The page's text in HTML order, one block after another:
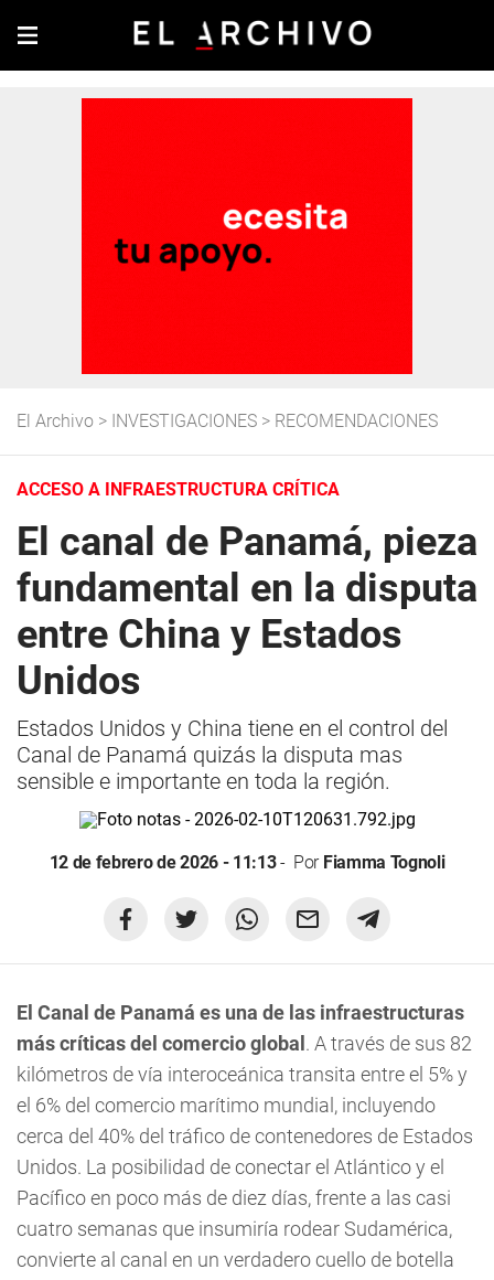
El Archivo > INVESTIGACIONES > RECOMENDACIONES
ACCESO A INFRAESTRUCTURA CRÍTICA
El canal de Panamá, pieza
fundamental en la disputa
entre China y Estados
Unidos
Estados Unidos y China tiene en el control del
Canal de Panamá quizás la disputa mas
sensible e importante en toda la región.
12 de febrero de 2026 - 11:13 Por Fiamma Tognoli
El Canal de Panamá es una de las infraestructuras
más críticas del comercio global . A través de sus 82
kilómetros de vía interoceánica transita entre el 5% y
el 6% del comercio marítimo mundial, incluyendo
cerca del 40% del tráfico de contenedores de Estados
Unidos. La posibilidad de conectar el Atlántico y el
Pacífico en poco más de diez días, frente a las casi
cuatro semanas que insumiría rodear Sudamérica,
convierte al canal en un verdadero cuello de botella